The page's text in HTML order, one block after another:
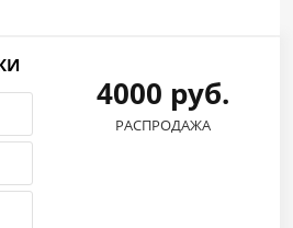
4000 руб.
РАСПРОДАЖА